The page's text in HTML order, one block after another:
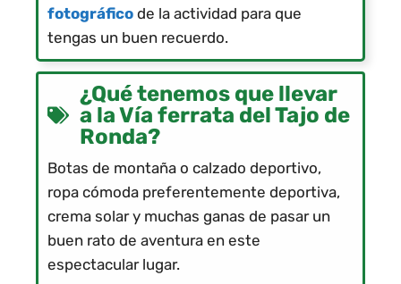
fotográfico de la actividad para que
tengas un buen recuerdo.
¿Qué tenemos que llevar
a la Vía ferrata del Tajo de
Ronda?
Botas de montaña o calzado deportivo,
ropa cómoda preferentemente deportiva,
crema solar y muchas ganas de pasar un
buen rato de aventura en este
espectacular lugar.